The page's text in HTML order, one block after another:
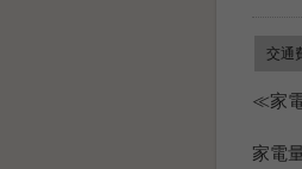
交通
≪家
家電